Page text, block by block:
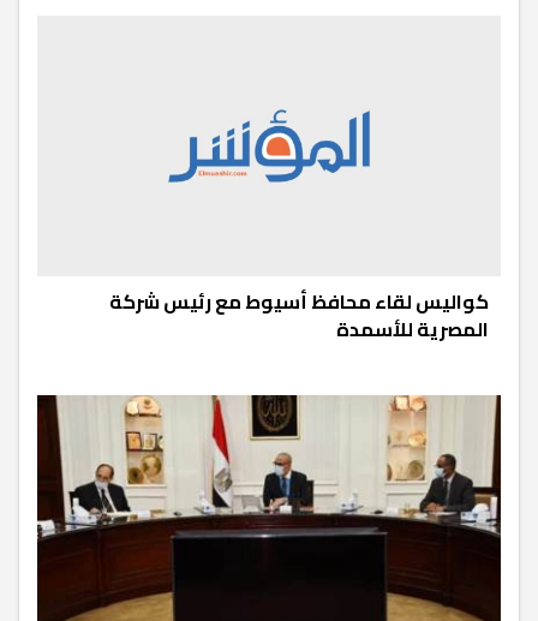
كواليس لقاء محافظ أسيوط مع رئيس شركة
المصرية للأسمدة